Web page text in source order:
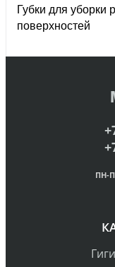
Губки для уборки
поверхностей
ПН-